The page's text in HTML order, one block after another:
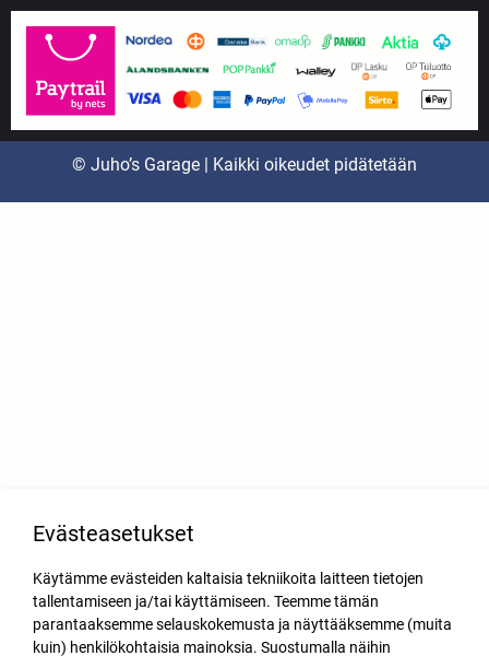
© Juho’s Garage | Kaikki oikeudet pidätetään
Evästeasetukset
Käytämme evästeiden kaltaisia tekniikoita laitteen tietojen
tallentamiseen ja/tai käyttämiseen. Teemme tämän
parantaaksemme selauskokemusta ja näyttääksemme (muita
kuin) henkilökohtaisia mainoksia. Suostumalla näihin